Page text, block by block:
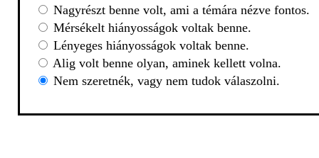
Nagyrészt benne volt, ami a témára nézve fontos.
Mérsékelt hiányosságok voltak benne.
Lényeges hiányosságok voltak benne.
Alig volt benne olyan, aminek kellett volna.
Nem szeretnék, vagy nem tudok válaszolni.